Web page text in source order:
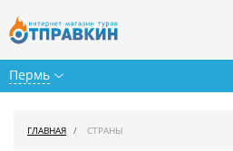
Пермь
ГЛАВНАЯ СТРАНЫ